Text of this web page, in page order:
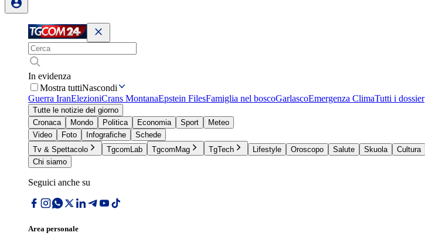
In evidenza
Mostra tuttiNascondi
Guerra IranElezioniCrans MontanaEpstein FilesFamiglia nel boscoGarlascoEmergenza ClimaTutti i dossier
Tutte le notizie del giorno
Cronaca
Mondo Politica Economia Sport
Meteo
Video
Foto Infografiche
Schede
Tv & Spettacolo
TgcomLab TgcomMag TgTech Lifestyle Oroscopo Salute Skuola Cultura
Chi siamo
Seguici anche su
Area personale